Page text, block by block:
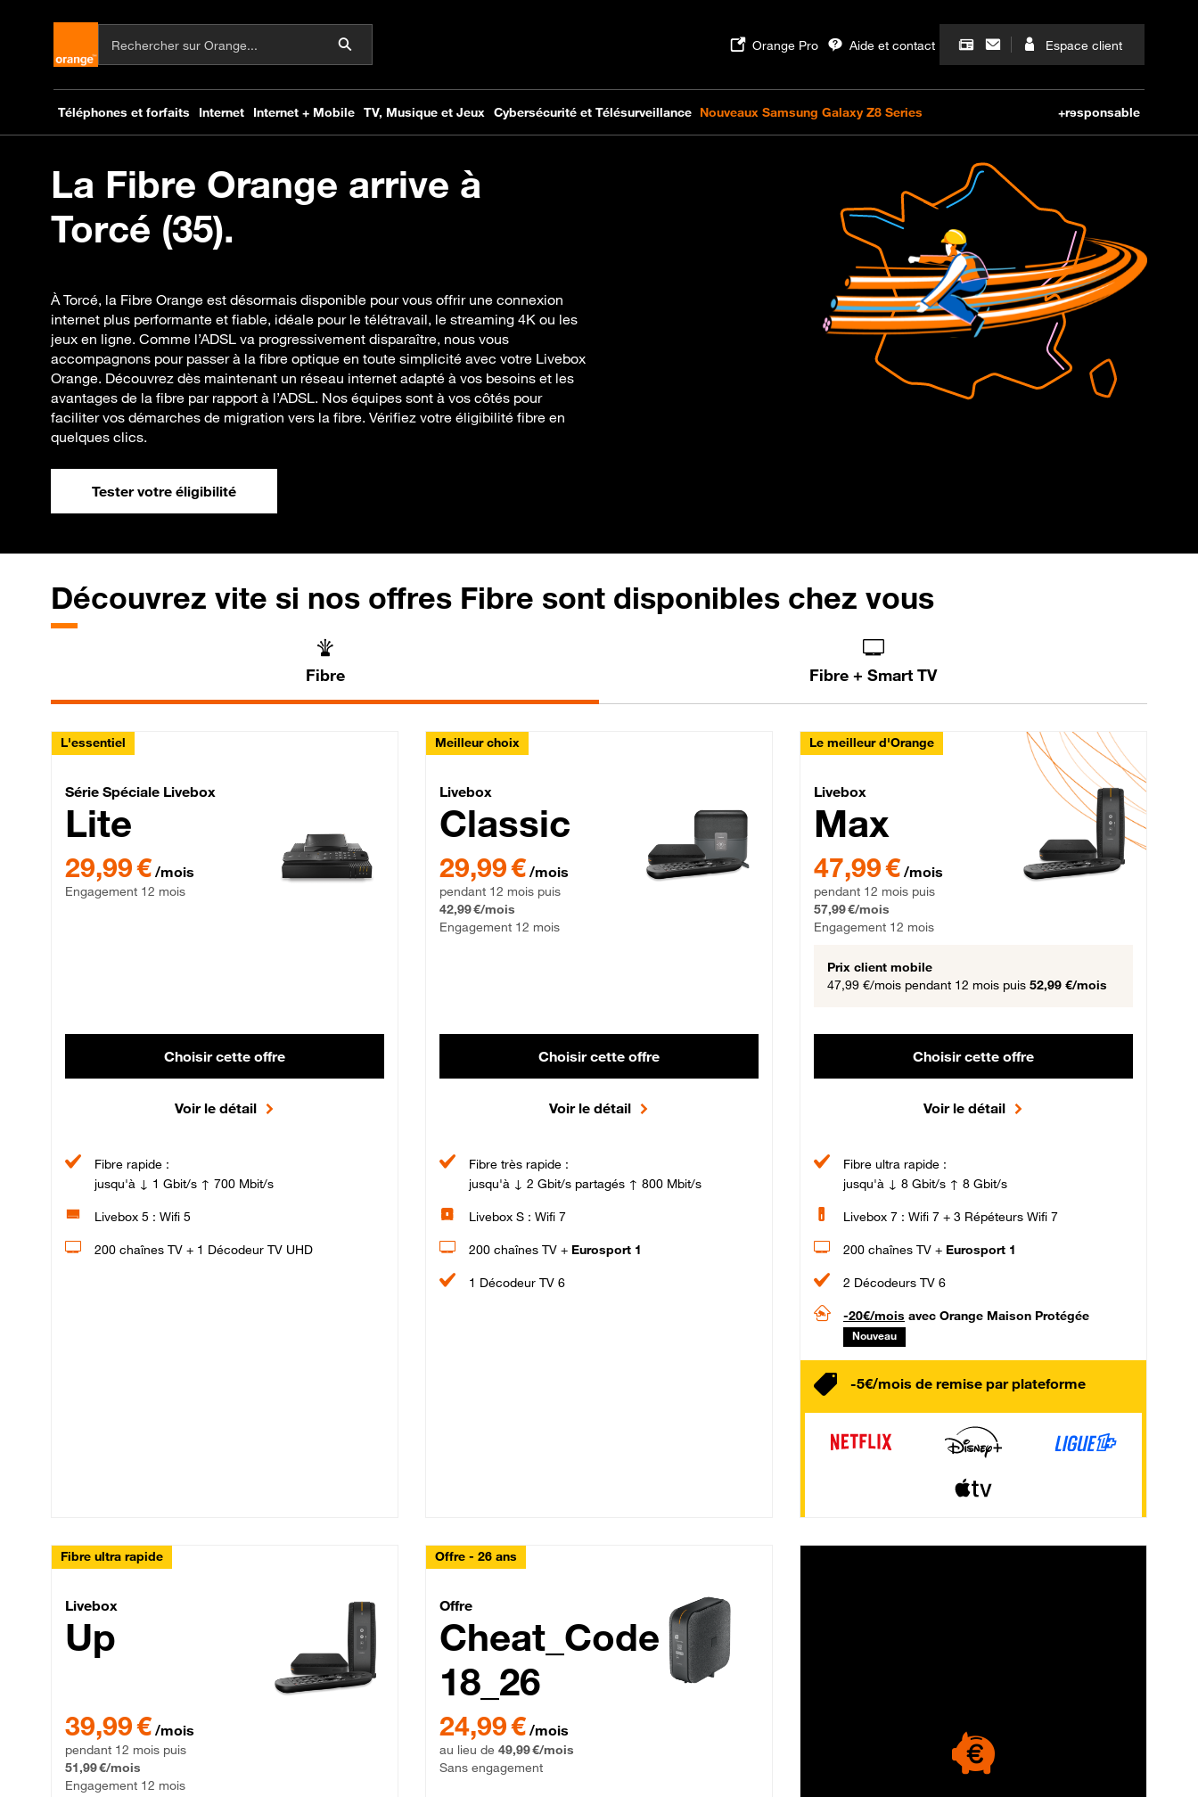
La Fibre Orange arrive à
Torcé (35).
À Torcé, la Fibre Orange est désormais disponible pour vous offrir une connexion
internet plus performante et fiable, idéale pour le télétravail, le streaming 4K ou les
jeux en ligne. Comme l’ADSL va progressivement disparaître, nous vous
accompagnons pour passer à la fibre optique en toute simplicité avec votre Livebox
Orange. Découvrez dès maintenant un réseau internet adapté à vos besoins et les
avantages de la fibre par rapport à l’ADSL. Nos équipes sont à vos côtés pour
faciliter vos démarches de migration vers la fibre. Vérifiez votre éligibilité fibre en
quelques clics.
Tester votre éligibilité
Découvrez vite si nos offres Fibre sont disponibles chez vous
Fibre Fibre + Smart TV
L'essentiel
Série Spéciale Livebox Lite Fibre
Série Spéciale Livebox
Lite
29,99 € par mois , Engagement 12 mois
29,99 € /mois
Engagement 12 mois
Choisir cette offre
Voir le détail
Fibre rapide :
jusqu'à ↓ 1 Gbit/s ↑ 700 Mbit/s
Livebox 5 : Wifi 5
200 chaînes TV + 1 Décodeur TV UHD
Meilleur choix
Livebox Classic Fibre
Livebox
Classic
29,99 € par mois pendant 12 mois puis 42,99 € par mois, Engagement 12 mois
29,99 € /mois
pendant 12 mois puis
42,99 €/mois
Engagement 12 mois
Choisir cette offre
Voir le détail
Fibre très rapide :
jusqu'à ↓ 2 Gbit/s partagés ↑ 800 Mbit/s
Livebox S : Wifi 7
200 chaînes TV + Eurosport 1
1 Décodeur TV 6
Le meilleur d'Orange
Livebox Max Fibre
Livebox
Max
47,99 € par mois pendant 12 mois puis 57,99 € par mois,
47,99 € /mois
pendant 12 mois puis
57,99 €/mois
Engagement 12 mois
Prix client mobile
47,99 €/mois pendant 12 mois puis 52,99 €/mois
Choisir cette offre
Voir le détail
Fibre ultra rapide :
jusqu'à ↓ 8 Gbit/s ↑ 8 Gbit/s
Livebox 7 : Wifi 7 + 3 Répéteurs Wifi 7
200 chaînes TV + Eurosport 1
2 Décodeurs TV 6
-20€/mois avec Orange Maison Protégée
Nouveau
-5€/mois de remise par plateforme
Fibre ultra rapide
Livebox Up Fibre
Livebox
Up
39,99 € /mois
pendant 12 mois puis
51,99 €/mois
Engagement 12 mois
Offre - 26 ans
Cheat_Code Fibre_18_26
Offre
Cheat_Code
18_26
24,99 € /mois
au lieu de 49,99 €/mois
Sans engagement